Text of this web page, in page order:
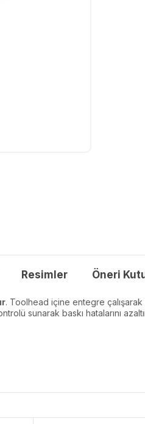
Resimler Öneri
. Toolhead içine entegre
sunarak baskı hatalarını